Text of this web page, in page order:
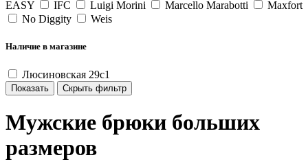
EASY
IFC Luigi Morini Marcello Marabotti
Maxfort
No Diggity
Weis
Наличие в магазине
Люсиновская 29с1
Мужские брюки больших
размеров